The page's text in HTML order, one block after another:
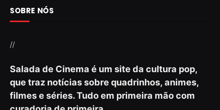
SOBRE NÓS
//
Salada de Cinema é um site da cultura pop,
que traz notícias sobre quadrinhos, animes,
filmes e séries. Tudo em primeira mão com